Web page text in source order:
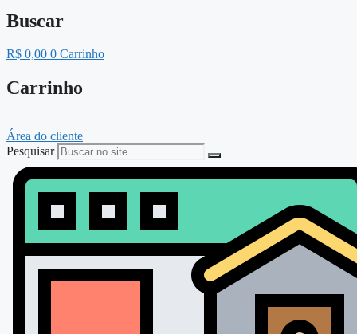
Buscar
R$ 0,00 0 Carrinho
Carrinho
Área do cliente
Pesquisar